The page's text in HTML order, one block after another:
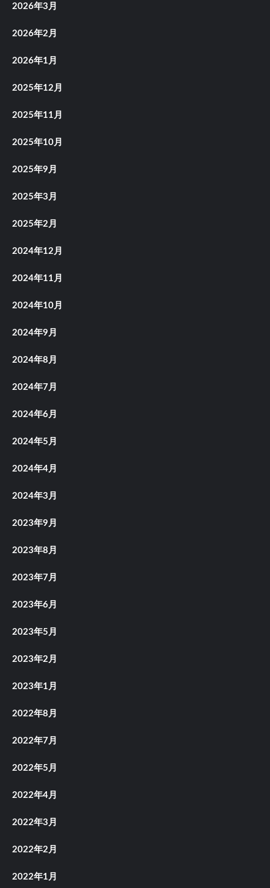
2026年3月
2026年2月
2026年1月
2025年12月
2025年11月
2025年10月
2025年9月
2025年3月
2025年2月
2024年12月
2024年11月
2024年10月
2024年9月
2024年8月
2024年7月
2024年6月
2024年5月
2024年4月
2024年3月
2023年9月
2023年8月
2023年7月
2023年6月
2023年5月
2023年2月
2023年1月
2022年8月
2022年7月
2022年5月
2022年4月
2022年3月
2022年2月
2022年1月